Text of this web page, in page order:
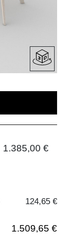
1.385,00 €
124,65 €
1.509,65 €